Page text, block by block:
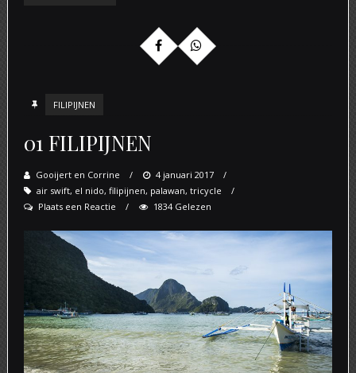
FILIPIJNEN
01 FILIPIJNEN
Gooijert en Corrine
Posted
on
4 januari 2017
air swift, el nido, filipijnen, palawan, tricycle
Plaats een Reactie
1834 Gelezen